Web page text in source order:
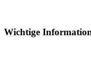
Wichtige